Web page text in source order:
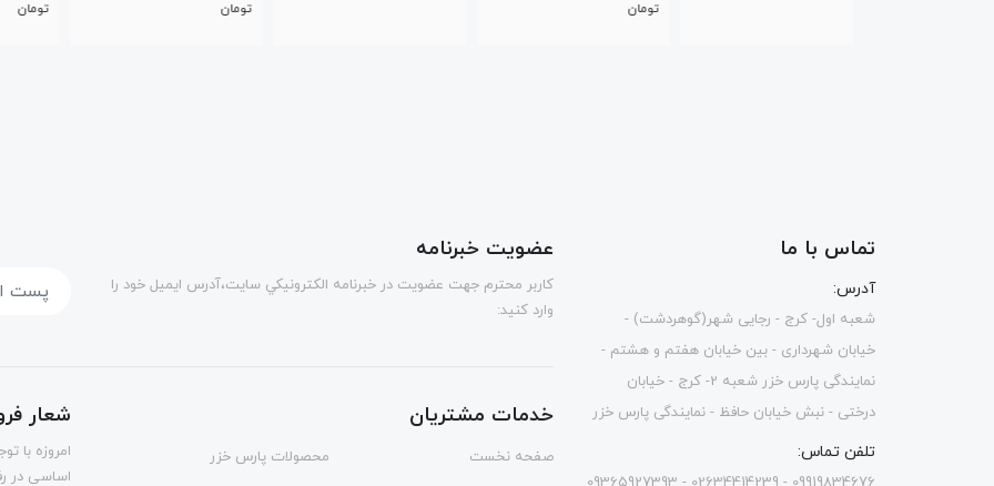
تومان
تماس با ما
آدرس:
شعبه اول- کرج - رجایی شهر(گوهردشت) -
خیابان شهرداری - بین خیابان هفتم و هشتم -
نمایندگی پارس خزر شعبه 2- کرج - خیابان
درختی - نبش خیابان حافظ - نمایندگی پارس خزر
تلفن تماس:
عضویت خبرنامه
كاربر محترم جهت عضويت در خبرنامه الكترونيكي سايت،آدرس ایمیل خود را
وارد کنید:
خدمات مشتریان
صفحه نخست
محصولات پارس خزر
شعار
امروزه با
اساسی در